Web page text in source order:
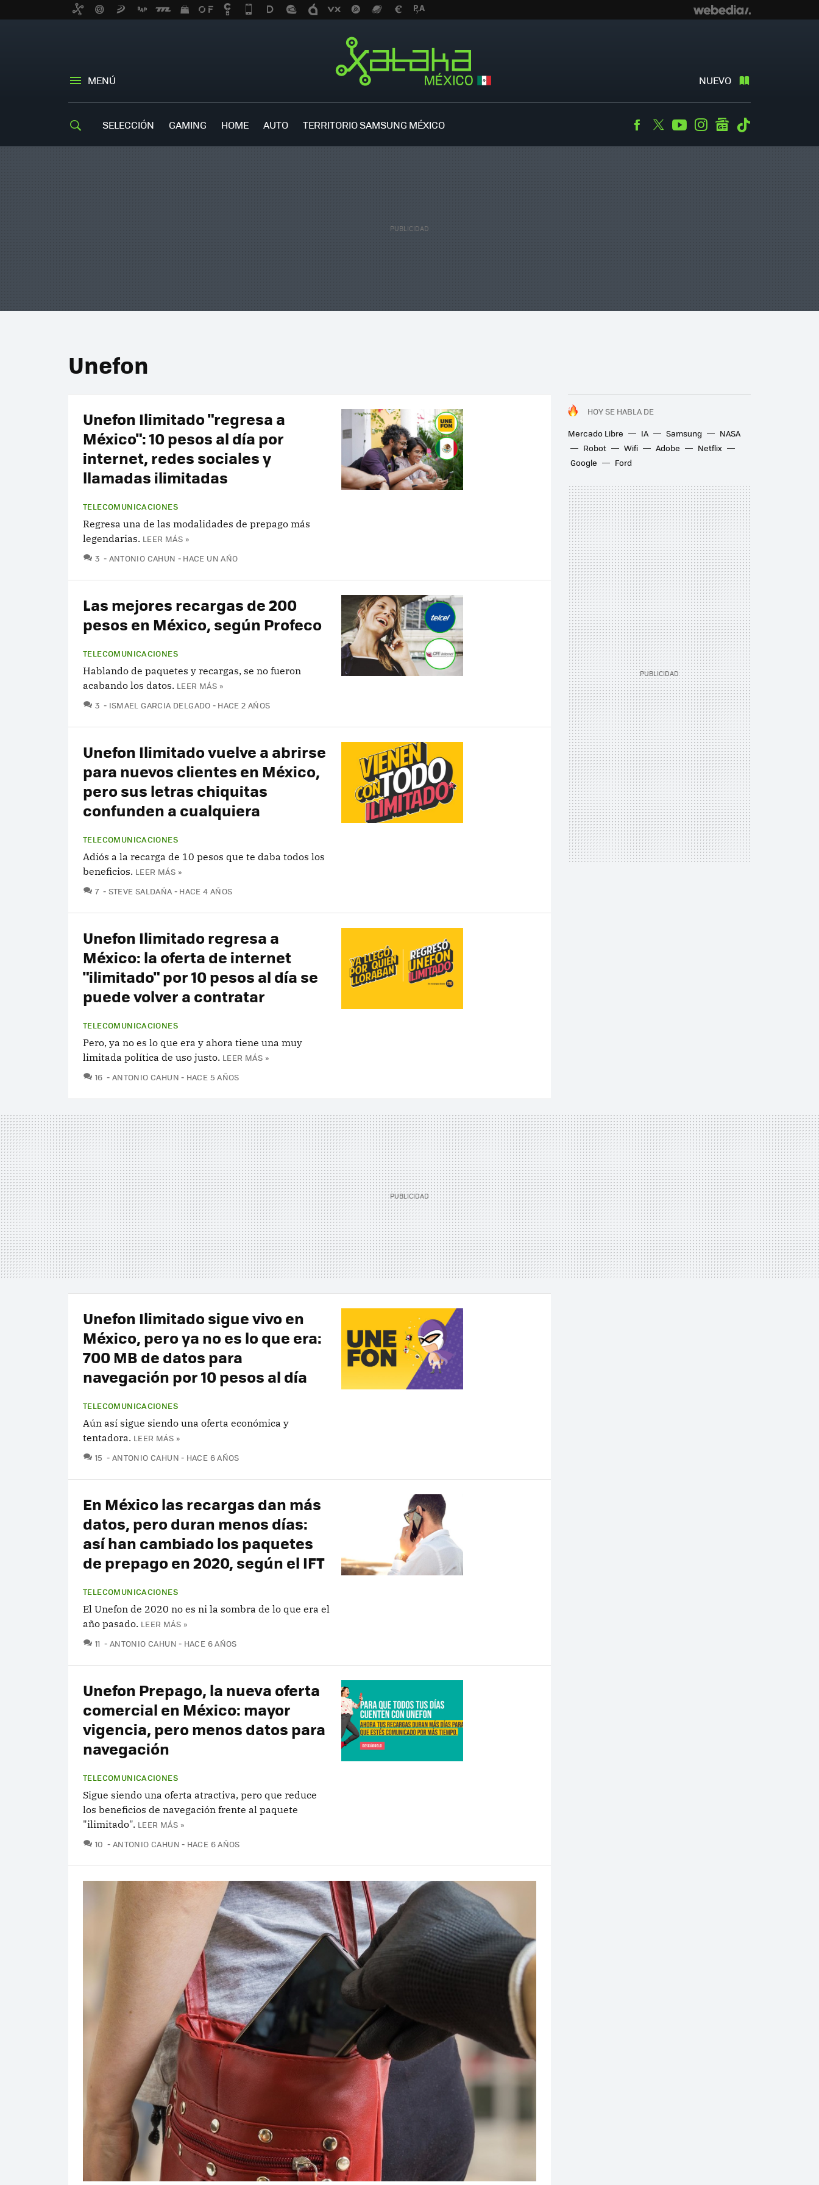
MENÚ NUEVO
SELECCIÓN GAMING HOME AUTO TERRITORIO SAMSUNG MÉXICO Facebook
TwitterYoutubeInstagramgooglenews
Unefon
HOY SE HABLA DE
Mercado Libre
IA Samsung
NASA
Robot
Wifi Adobe
Netflix
Google
Ford
Unefon Ilimitado "regresa a
México": 10 pesos al día por
internet, redes sociales y
llamadas ilimitadas
TELECOMUNICACIONES
Regresa una de las modalidades de prepago más
legendarias. LEER MÁS »
3 COMENTARIOS
ANTONIO CAHUN HACE UN AÑO
Las mejores recargas de 200
pesos en México, según Profeco
TELECOMUNICACIONES
Hablando de paquetes y recargas, se no fueron
acabando los datos. LEER MÁS »
3 COMENTARIOS
ISMAEL GARCIA DELGADO HACE 2 AÑOS
Unefon Ilimitado vuelve a abrirse
para nuevos clientes en México,
pero sus letras chiquitas
confunden a cualquiera
TELECOMUNICACIONES
Adiós a la recarga de 10 pesos que te daba todos los
beneficios. LEER MÁS »
7 COMENTARIOS
STEVE SALDAÑA HACE 4 AÑOS
Unefon Ilimitado regresa a
México: la oferta de internet
"ilimitado" por 10 pesos al día se
puede volver a contratar
TELECOMUNICACIONES
Pero, ya no es lo que era y ahora tiene una muy
limitada política de uso justo. LEER MÁS »
16 COMENTARIOS
ANTONIO CAHUN HACE 5 AÑOS
Unefon Ilimitado sigue vivo en
México, pero ya no es lo que era:
700 MB de datos para
navegación por 10 pesos al día
TELECOMUNICACIONES
Aún así sigue siendo una oferta económica y
tentadora. LEER MÁS »
15 COMENTARIOS
ANTONIO CAHUN HACE 6 AÑOS
En México las recargas dan más
datos, pero duran menos días:
así han cambiado los paquetes
de prepago en 2020, según el IFT
TELECOMUNICACIONES
El Unefon de 2020 no es ni la sombra de lo que era el
año pasado. LEER MÁS »
11 COMENTARIOS
ANTONIO CAHUN HACE 6 AÑOS
Unefon Prepago, la nueva oferta
comercial en México: mayor
vigencia, pero menos datos para
navegación
TELECOMUNICACIONES
Sigue siendo una oferta atractiva, pero que reduce
los beneficios de navegación frente al paquete
"ilimitado". LEER MÁS »
10 COMENTARIOS
ANTONIO CAHUN HACE 6 AÑOS